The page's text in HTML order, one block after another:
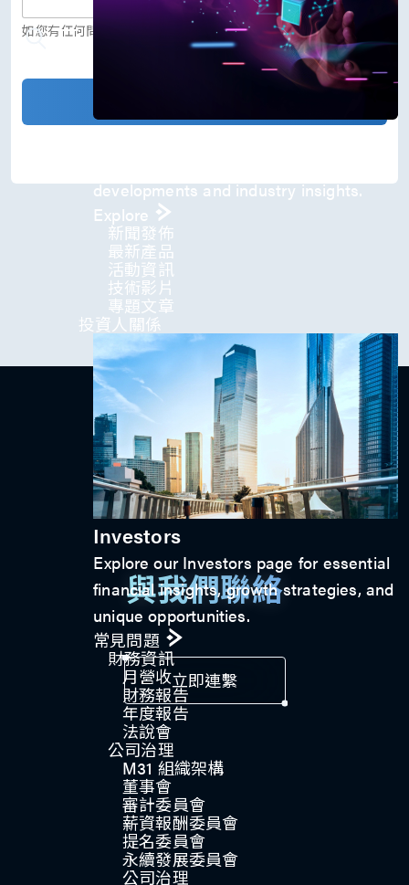
developments and industry insights.
Explore
新聞發佈
最新產品
活動資訊
技術影片​
專題文章
投資人關係
Investors
Explore our Investors page for essential
financial insights, growth strategies, and
unique opportunities.
常見問題
財務資訊
月營收
財務報告
年度報告
法說會
公司治理​
M31 組織架構
董事會
審計委員會
薪資報酬委員會
提名委員會
永續發展委員會
公司治理
c
o
)
如您有任何問題，歡迎留言給我們。
與我們聯絡
立即連繫